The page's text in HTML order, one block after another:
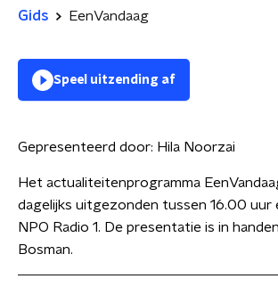
Gids EenVandaag
Speel uitzending af
Gepresenteerd door: Hila Noorzai
Het actualiteitenprogramma
dagelijks uitgezonden tussen 16.00 uur
NPO Radio 1. De presentatie is in
Bosman.